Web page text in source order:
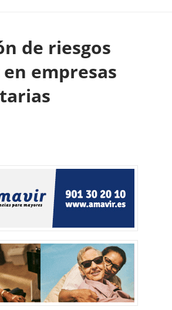
de riesgos
empresas